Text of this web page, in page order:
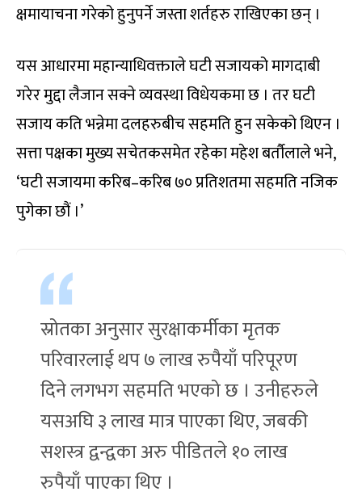
क्षमायाचना गरेको हुनुपर्ने जस्ता शर्तहरु राखिएका छन् ।
यस आधारमा महान्याधिवक्ताले घटी सजायको मागदाबी
गरेर मुद्दा लैजान सक्ने व्यवस्था विधेयकमा छ । तर घटी
सजाय कति भन्नेमा दलहरुबीच सहमति हुन सकेको थिएन ।
सत्ता पक्षका मुख्य सचेतकसमेत रहेका महेश बर्तौलाले भने,
‘घटी सजायमा करिब–करिब ७० प्रतिशतमा सहमति नजिक
पुगेका छौं ।’
स्रोतका अनुसार सुरक्षाकर्मीका मृतक
परिवारलाई थप ७ लाख रुपैयाँ परिपूरण
दिने लगभग सहमति भएको छ । उनीहरुले
यसअघि ३ लाख मात्र पाएका थिए, जबकी
सशस्त्र द्वन्द्वका अरु पीडितले १० लाख
रुपैयाँ पाएका थिए ।